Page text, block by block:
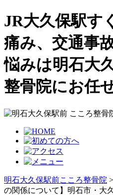
JR大久保駅す
痛み、交通事
悩みは明石大
整骨院にお任
明石大久保駅前こころ整骨院 >
の関係について】明石市・大